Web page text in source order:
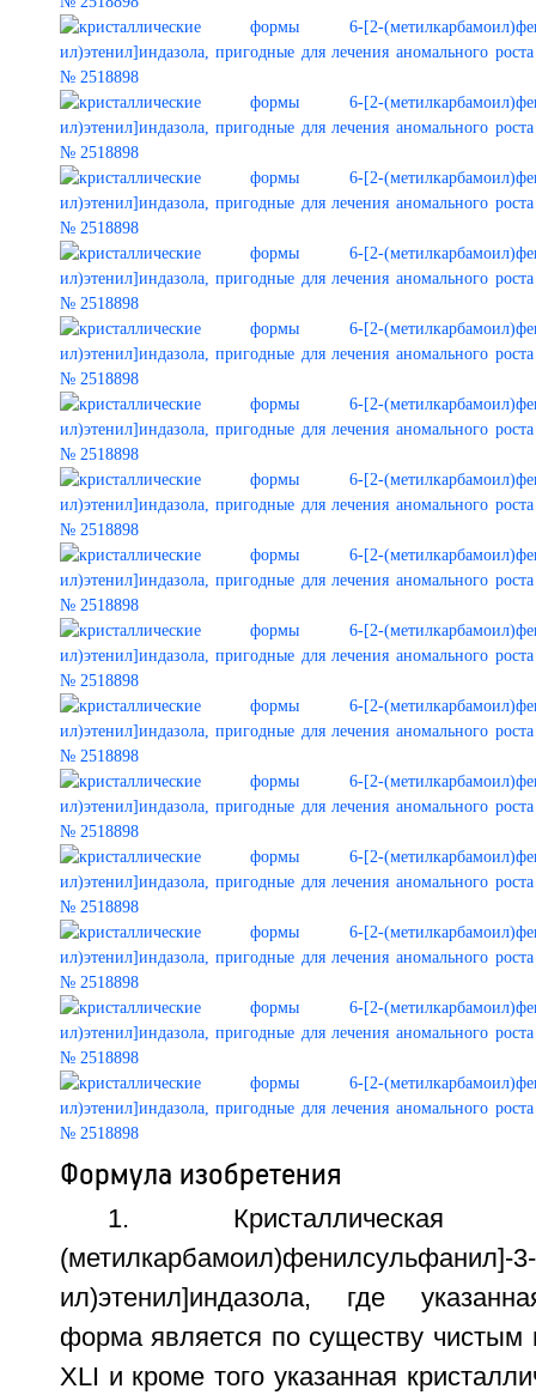
Формула изобретения
1.
(метилкарбамоил)фенилсульфанил]-
ил)этенил]индазола, где
форма является по существу
XLI и кроме того указанная